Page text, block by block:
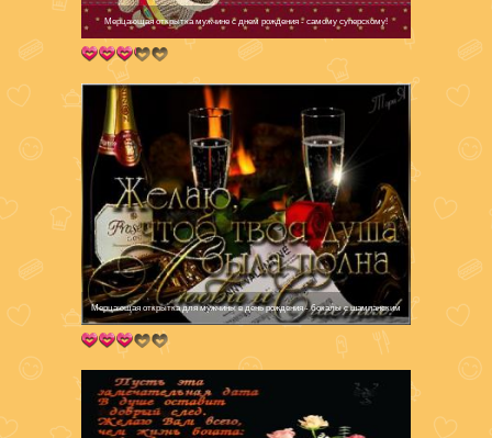
Мерцающая открытка мужчине с днем рождения - самому суперскому!
Мерцающая открытка для мужчины в день рождения - бокалы с шампанским